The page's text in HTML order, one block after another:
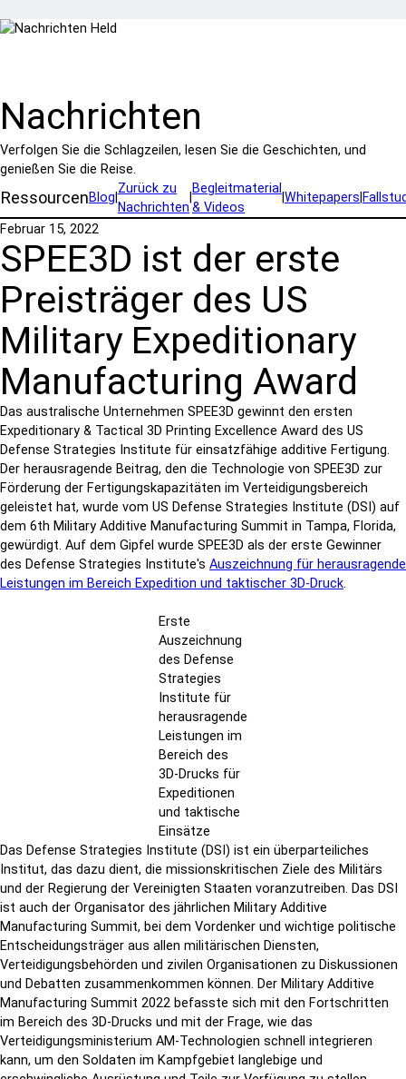
Nachrichten
Verfolgen Sie die Schlagzeilen, lesen Sie die Geschichten, und
genießen Sie die Reise.
RessourcenBlog
Zurück zu
Nachrichten
Begleitmaterial
& Videos
Whitepapers
Februar 15, 2022
SPEE3D ist der erste
Preisträger des US
Military Expeditionary
Manufacturing Award
Das australische Unternehmen SPEE3D gewinnt den ersten
Expeditionary & Tactical 3D Printing Excellence Award des US
Defense Strategies Institute für einsatzfähige additive Fertigung.
Der herausragende Beitrag, den die Technologie von SPEE3D zur
Förderung der Fertigungskapazitäten im Verteidigungsbereich
geleistet hat, wurde vom US Defense Strategies Institute (DSI) auf
dem 6th Military Additive Manufacturing Summit in Tampa, Florida,
gewürdigt. Auf dem Gipfel wurde SPEE3D als der erste Gewinner
des Defense Strategies Institute's Auszeichnung für herausragende
Leistungen im Bereich Expedition und taktischer 3D-Druck.
Erste
Auszeichnung
des Defense
Strategies
Institute für
herausragende
Leistungen im
Bereich des
3D-Drucks für
Expeditionen
und taktische
Einsätze
Das Defense Strategies Institute (DSI) ist ein überparteiliches
Institut, das dazu dient, die missionskritischen Ziele des Militärs
und der Regierung der Vereinigten Staaten voranzutreiben. Das DSI
ist auch der Organisator des jährlichen Military Additive
Manufacturing Summit, bei dem Vordenker und wichtige politische
Entscheidungsträger aus allen militärischen Diensten,
Verteidigungsbehörden und zivilen Organisationen zu Diskussionen
und Debatten zusammenkommen können. Der Military Additive
Manufacturing Summit 2022 befasste sich mit den Fortschritten
im Bereich des 3D-Drucks und mit der Frage, wie das
Verteidigungsministerium AM-Technologien schnell integrieren
kann, um den Soldaten im Kampfgebiet langlebige und